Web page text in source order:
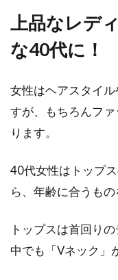
上品なレデ
な40代に！
女性はヘアスタイ
すが、もちろんフ
ります。
40代女性はトップ
ら、年齢に合うもの
トップスは首回り
中でも「Vネック」